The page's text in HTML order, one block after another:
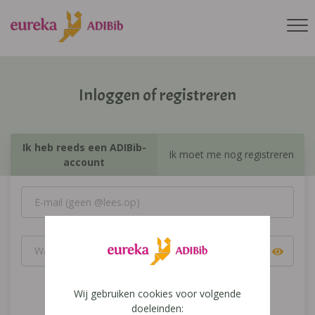
Inloggen of registreren
Ik heb reeds een ADIBib-
account
Ik moet me nog registreren
Inloggen
Wij gebruiken cookies voor volgende
doeleinden: